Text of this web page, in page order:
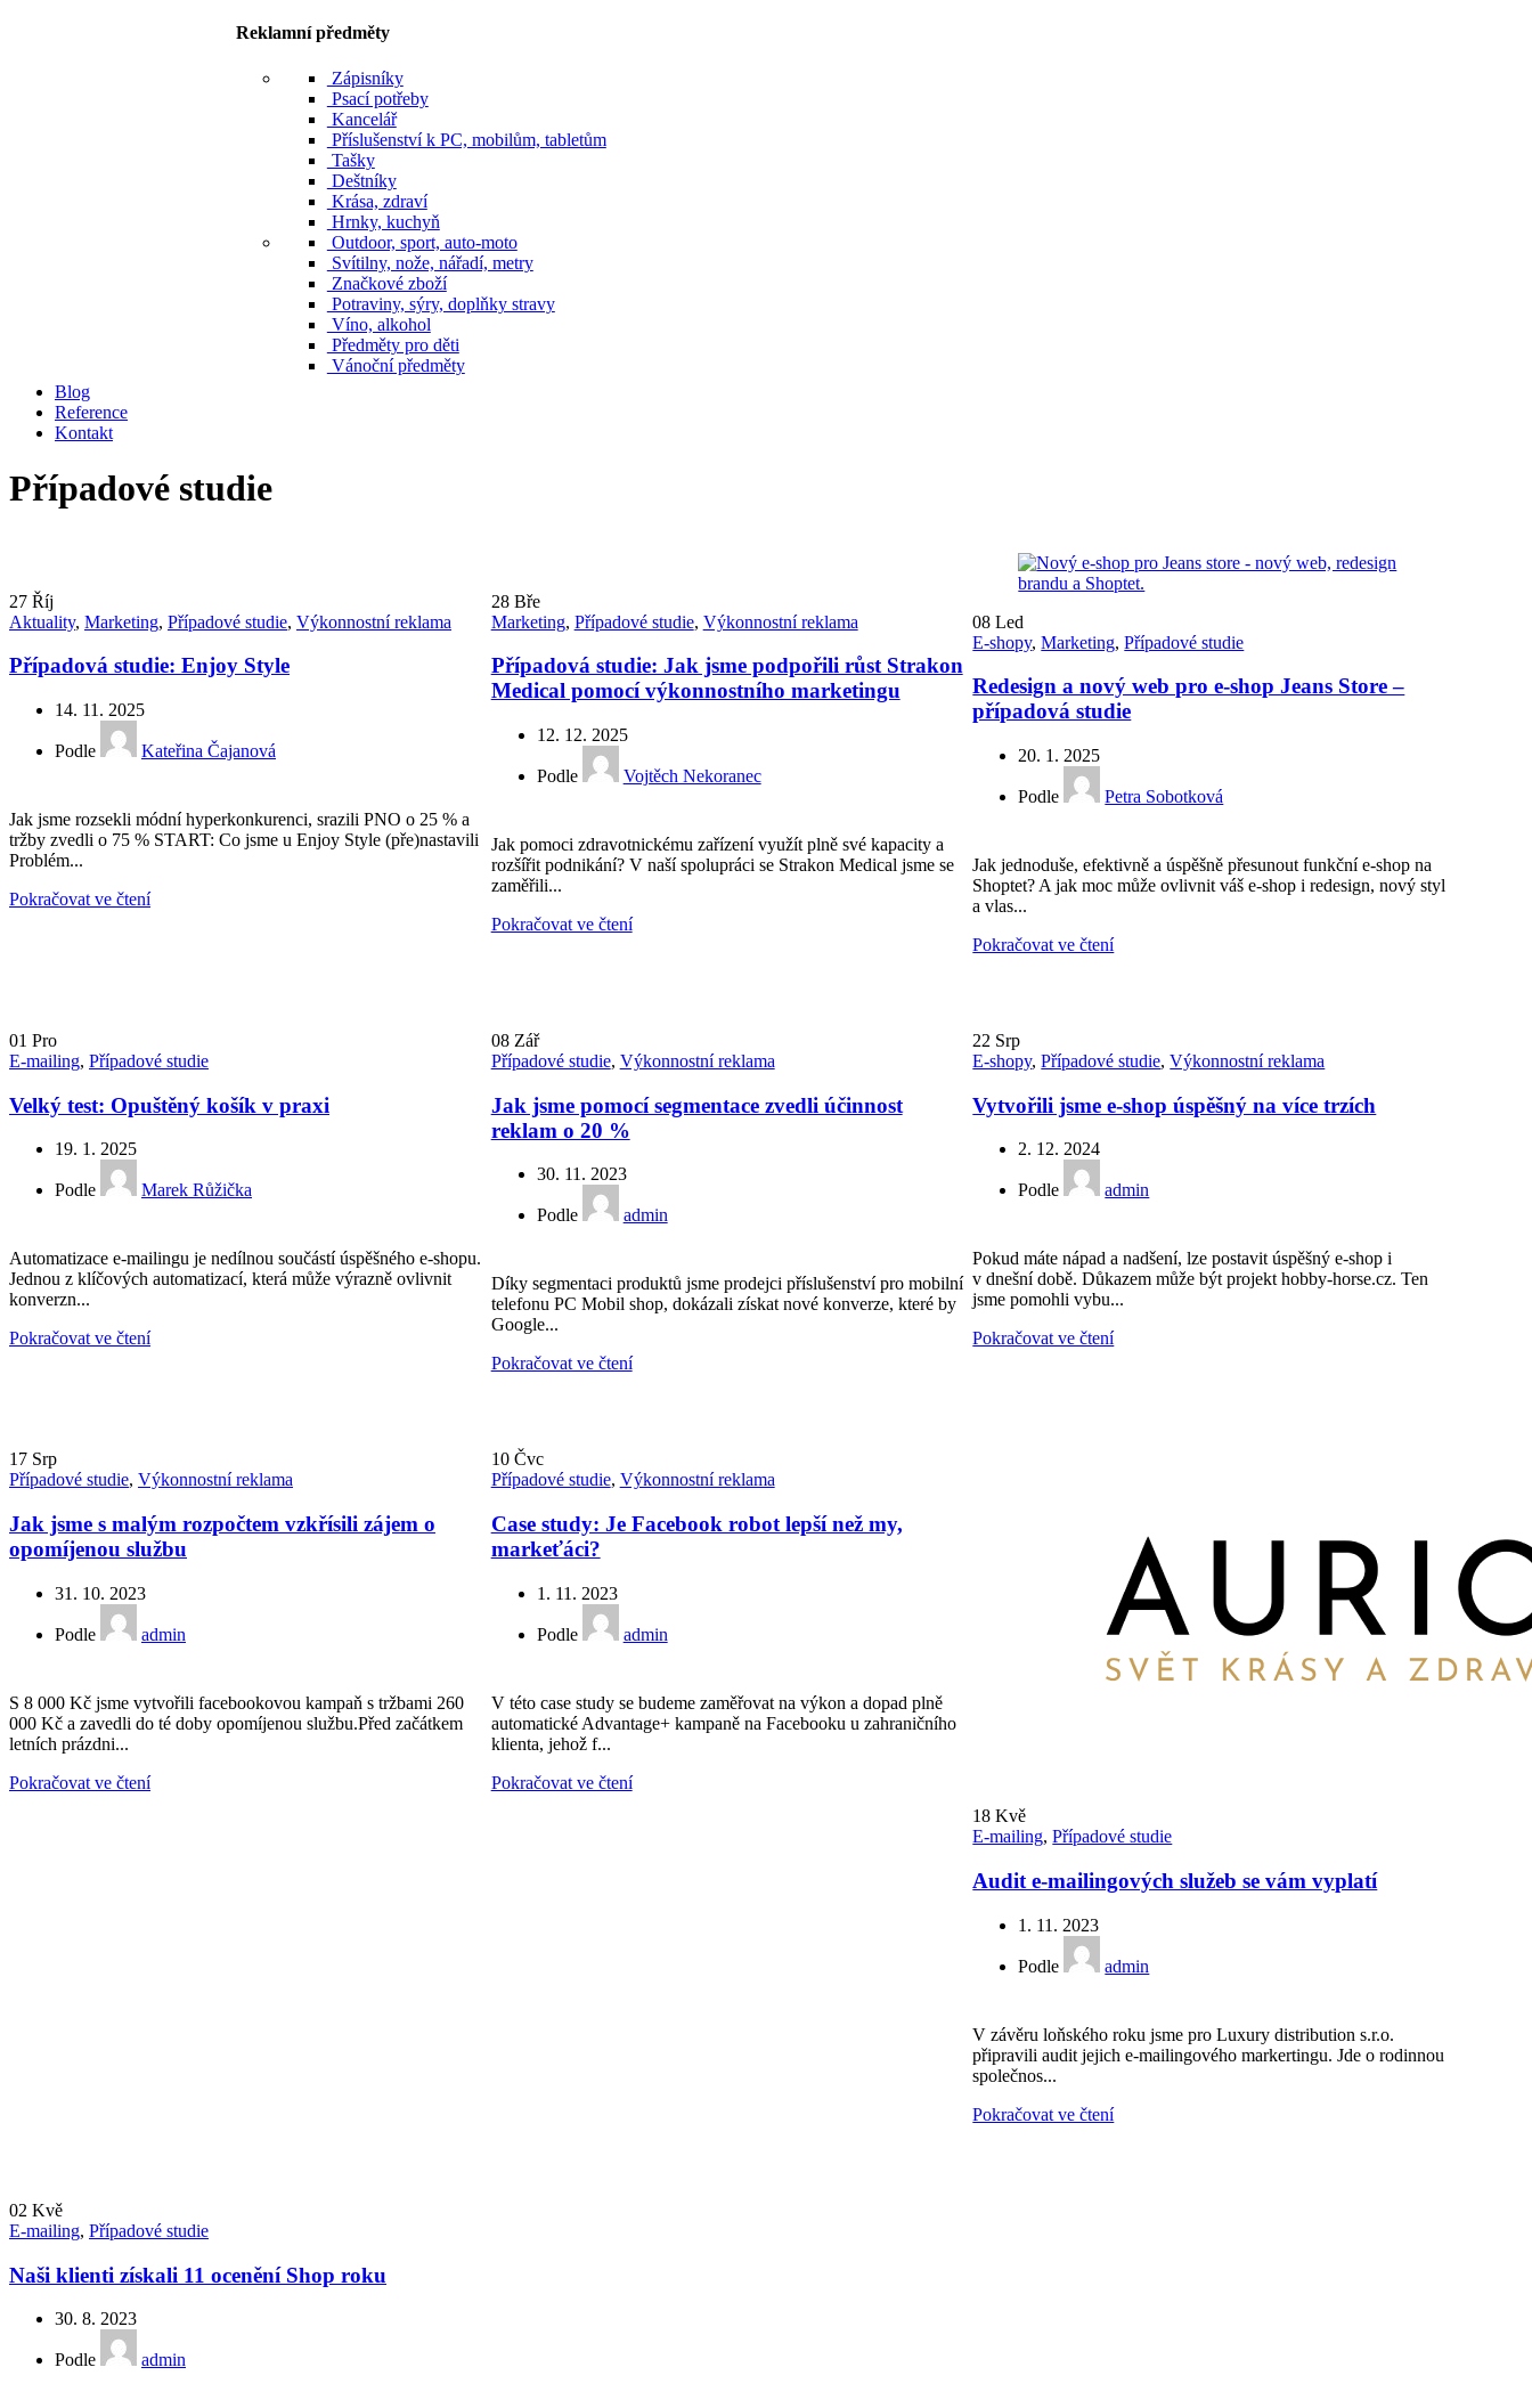
Reklamní předměty
Zápisníky
Psací potřeby
Kancelář
Příslušenství k PC, mobilům, tabletům
Tašky
Deštníky
Krása, zdraví
Hrnky, kuchyň
Outdoor, sport, auto-moto
Svítilny, nože, nářadí, metry
Značkové zboží
Potraviny, sýry, doplňky stravy
Víno, alkohol
Předměty pro děti
Vánoční předměty
Blog
Reference
Kontakt
Případové studie
27 Říj
Aktuality, Marketing, Případové studie, Výkonnostní reklama
Případová studie: Enjoy Style
14. 11. 2025
Podle Kateřina Čajanová
Jak jsme rozsekli módní hyperkonkurenci, srazili PNO o 25 % a
tržby zvedli o 75 % START: Co jsme u Enjoy Style (pře)nastavili
Problém...
Pokračovat ve čtení
28 Bře
Marketing, Případové studie, Výkonnostní reklama
Případová studie: Jak jsme podpořili růst Strakon
Medical pomocí výkonnostního marketingu
12. 12. 2025
Podle Vojtěch Nekoranec
Jak pomoci zdravotnickému zařízení využít plně své kapacity a
rozšířit podnikání? V naší spolupráci se Strakon Medical jsme se
zaměřili...
Pokračovat ve čtení
08Led
E-shopy,Marketing,Případové studie
Redesign a nový web pro e-shop Jeans Store –
případová studie
20. 1. 2025
Podle Petra Sobotková
Jak jednoduše, efektivně a úspěšně přesunout funkční e-shop na
Shoptet? A jak moc může ovlivnit váš e-shop i redesign, nový styl
a vlas...
Pokračovat ve čtení
01 Pro
E-mailing, Případové studie
Velký test: Opuštěný košík v praxi
19. 1. 2025
Podle Marek Růžička
Automatizace e-mailingu je nedílnou součástí úspěšného e-shopu.
Jednou z klíčových automatizací, která může výrazně ovlivnit
konverzn...
Pokračovat ve čtení
08 Zář
Případové studie, Výkonnostní reklama
Jak jsme pomocí segmentace zvedli účinnost
reklam o 20 %
30. 11. 2023
Podle admin
Díky segmentaci produktů jsme prodejci příslušenství pro mobilní
telefonu PC Mobil shop, dokázali získat nové konverze, které by
Google...
Pokračovat ve čtení
22 Srp
E-shopy,Případové studie,Výkonnostní reklama
Vytvořili jsme e-shop úspěšný na více trzích
2. 12. 2024
Podle admin
Pokud máte nápad a nadšení, lze postavit úspěšný e-shop i
v dnešní době. Důkazem může být projekt hobby-horse.cz. Ten
jsme pomohli vybu...
Pokračovat ve čtení
17 Srp
Případové studie, Výkonnostní reklama
Jak jsme s malým rozpočtem vzkřísili zájem o
opomíjenou službu
31. 10. 2023
Podle admin
S 8 000 Kč jsme vytvořili facebookovou kampaň s tržbami 260
000 Kč a zavedli do té doby opomíjenou službu.Před začátkem
letních prázdni...
Pokračovat ve čtení
10 Čvc
Případové studie, Výkonnostní reklama
Case study: Je Facebook robot lepší než my,
markeťáci?
1. 11. 2023
Podle admin
V této case study se budeme zaměřovat na výkon a dopad plně
automatické Advantage+ kampaně na Facebooku u zahraničního
klienta, jehož f...
Pokračovat ve čtení
18Kvě
E-mailing,Případové studie
Audit e-mailingových služeb se vám vyplatí
1. 11. 2023
Podle admin
V závěru loňského roku jsme pro Luxury distribution s.r.o.
připravili audit jejich e-mailingového markertingu. Jde o rodinnou
společnos...
Pokračovat ve čtení
02 Kvě
E-mailing, Případové studie
Naši klienti získali 11 ocenění Shop roku
30. 8. 2023
Podle admin